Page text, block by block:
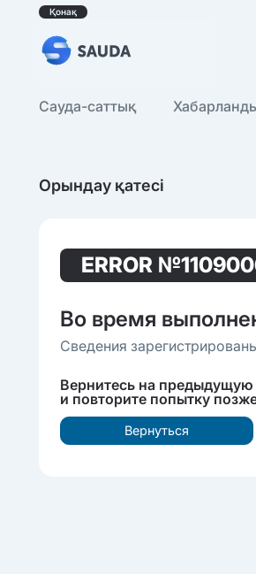
Қонақ
Сауда-саттық
Орындау қатесі
ERROR
Во время
Сведения
Вернитесь на предыдущую
и повторите попытку
Вернуться